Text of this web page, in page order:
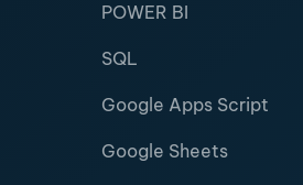
POWER BI
SQL
Google Apps Script
Google Sheets